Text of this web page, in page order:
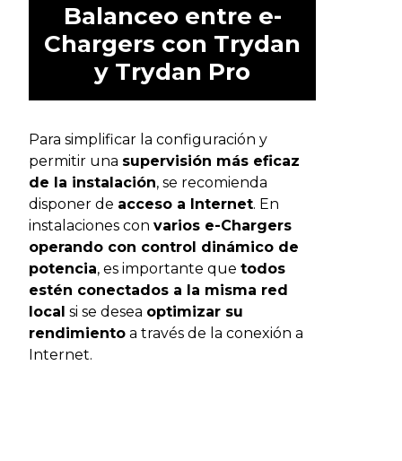
Balanceo entre e-
Chargers con Trydan
y Trydan Pro
Para simplificar la configuración y
permitir una supervisión más eficaz
de la instalación, se recomienda
disponer de acceso a Internet. En
instalaciones con varios e-Chargers
operando con control dinámico de
potencia, es importante que todos
estén conectados a la misma red
local si se desea optimizar su
rendimiento a través de la conexión a
Internet.